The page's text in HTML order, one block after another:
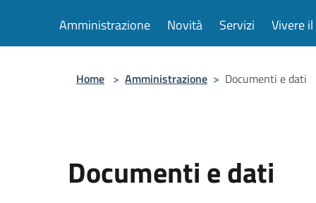
Amministrazione Novità Servizi Vivere
Home > Amministrazione > Documenti e dati
Documenti e dati